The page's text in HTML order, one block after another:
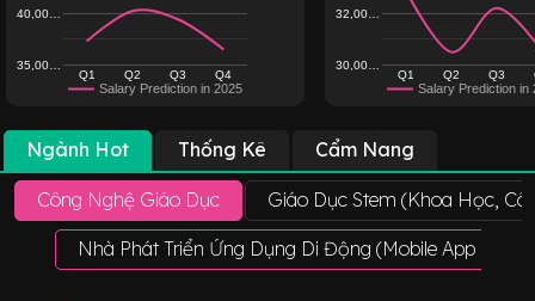
Salary Prediction in 2025
Q1 Q2 Q3 Q4
35,00…
40,00…
Salary Prediction in
Q1 Q2 Q3
30,00…
32,00…
Ngành Hot Thống Kê Cẩm Nang
Công Nghệ Giáo Dục Giáo Dục Stem (Khoa Học,
Nhà Phát Triển Ứng Dụng Di Động (Mobile App